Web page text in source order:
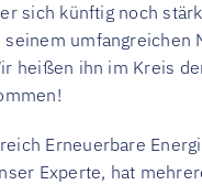
sich künftig noch
seinem umfangreichen
heißen ihn im Kreis
Erneuerbare
Experte, hat